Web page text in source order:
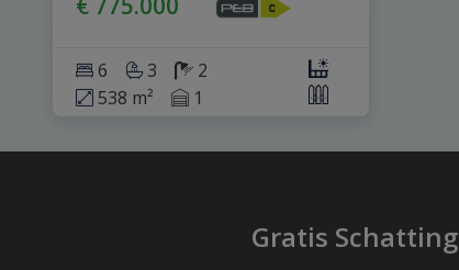
6 3
2
538 m²
1
Gratis Schatting